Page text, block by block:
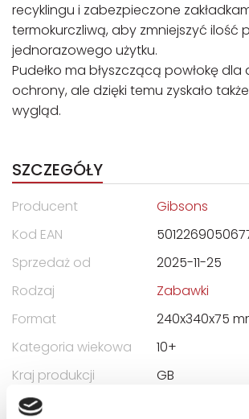
recyklingu i zabezpieczone
termokurczliwą, aby zmniejszyć ilość
jednorazowego użytku.
Pudełko ma błyszczącą powłokę
ochrony, ale dzięki temu zyskało
wygląd.
SZCZEGÓŁY
Producent
Gibsons
Kod EAN
Sprzedaż od
2025-11-25
Rodzaj
Zabawki
Format
240x340x75
Kategoria wiekowa
10+
Kraj produkcji
GB
Zwrot towaru
Brak prawa